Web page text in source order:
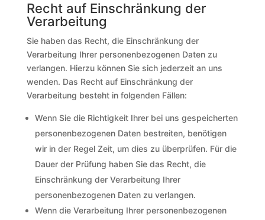
Recht auf Einschränkung der
Verarbeitung
Sie haben das Recht, die Einschränkung der
Verarbeitung Ihrer personenbezogenen Daten zu
verlangen. Hierzu können Sie sich jederzeit an uns
wenden. Das Recht auf Einschränkung der
Verarbeitung besteht in folgenden Fällen:
Wenn Sie die Richtigkeit Ihrer bei uns gespeicherten
personenbezogenen Daten bestreiten, benötigen
wir in der Regel Zeit, um dies zu überprüfen. Für die
Dauer der Prüfung haben Sie das Recht, die
Einschränkung der Verarbeitung Ihrer
personenbezogenen Daten zu verlangen.
Wenn die Verarbeitung Ihrer personenbezogenen